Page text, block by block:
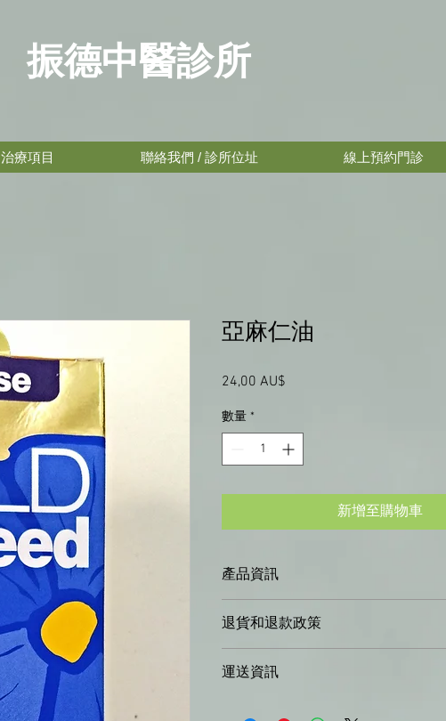
振德中醫診所
治療項目 聯絡我們 / 診所位址 線上預約門診
亞麻仁油
24,00 AU$
數量 *
新增至購物車
產品資訊
嚴格的條件下包裝而成。亞麻仁油富含必
（EFA，即Omega-3、6、9），在治療
盛譽。 （有關Omega Gold亞麻仁油的許
爾羅斯亞麻仁油產品手冊）
退貨和退款政策
意，我可以幫助您的客戶了解該如何處
運送資訊